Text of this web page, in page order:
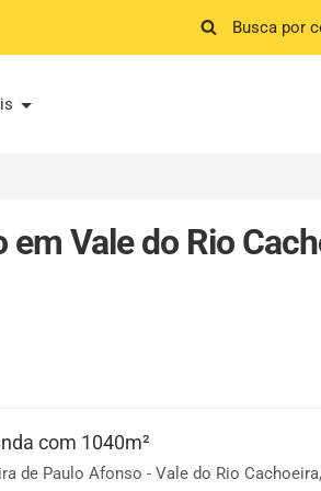
Vale do Rio
com 1040m²
de Paulo Afonso - Vale do Rio